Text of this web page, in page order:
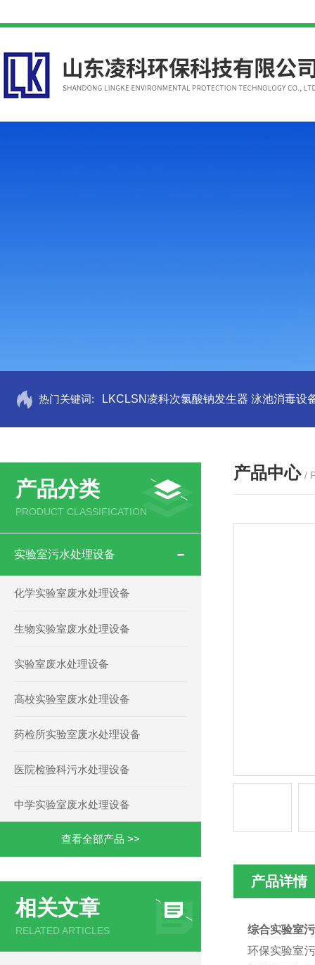
热门关键词: LKCLSN凌科次氯酸钠发生器 泳池消毒设
产品分类
PRODUCT CLASSIFICATION
实验室污水处理设备
化学实验室废水处理设备
生物实验室废水处理设备
实验室废水处理设备
高校实验室废水处理设备
药检所实验室废水处理设备
医院检验科污水处理设备
中学实验室废水处理设备
查看全部产品 >>
相关文章
RELATED ARTICLES
产品中心 /
产品详情
综合实验室
环保实验室